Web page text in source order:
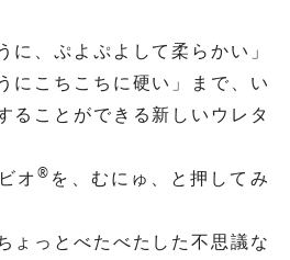
に、ぷよぷよして柔らかい」
にこちこちに硬い」まで、い
ることができる新しいウレタ
オ® を、むにゅ、と押してみ
ょっとべたべたした不思議な